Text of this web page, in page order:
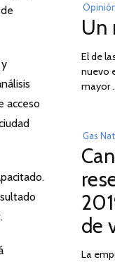
acceso
Un
El de
nuevo
mayor
Gas
de
La